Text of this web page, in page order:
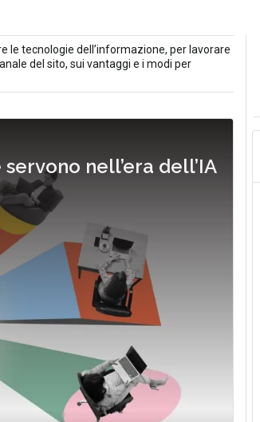
le tecnologie dell’informazione, per lavorare
del sito, sui vantaggi e i modi per
nell’era dell’IA